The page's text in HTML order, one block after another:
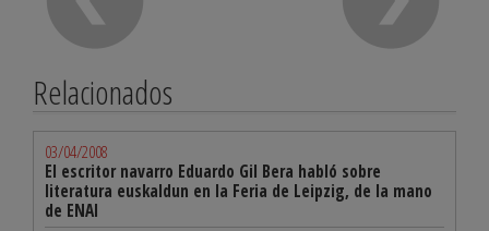
Relacionados
03/04/2008
El escritor navarro Eduardo Gil Bera habló sobre
literatura euskaldun en la Feria de Leipzig, de la mano
de ENAI